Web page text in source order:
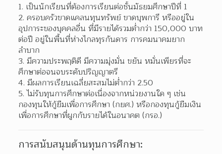
เป็นนักเรียนที่ต้องการเรียนต่อชั้นมัธยมศึกษาปีที่ 1
ครอบครัวขาดแคลนทุนทรัพย์ ขาดบุพการี หรืออยู่ใน
อุปการะของบุคคลอื่น ที่มีรายได้รวมต่ำกว่า 150,000 บาท
ต่อปี อยู่ในพื้นที่ห่างไกลทุรกันดาร การคมนาคมยาก
ลำบาก
มีความประพฤติดี มีความมุ่งมั่น ขยัน หมั่นเพียรที่จะ
ศึกษาต่อจนจบระดับปริญญาตรี
มีผลการเรียนเฉลี่ยสะสมไม่ต่ำกว่า 2.50
ไม่รับทุนการศึกษาต่อเนื่องจากหน่วยงานใด ๆ เช่น
กองทุนให้กู้ยืมเพื่อการศึกษา (กยศ.) หรือกองทุนกู้ยืมเงิน
เพื่อการศึกษาที่ผูกกับรายได้ในอนาคต (กรอ.)
การสนับสนุนด้านทุนการศึกษา: